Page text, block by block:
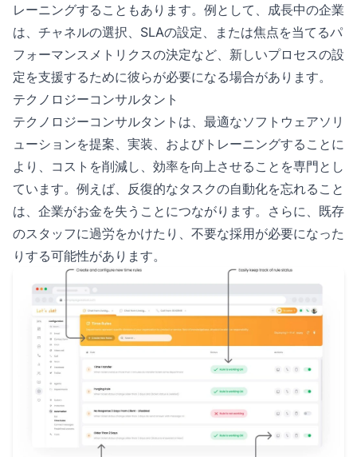
レーニングすることもあります。例として、成長中の企業
は、チャネルの選択、SLAの設定、または焦点を当てるパ
フォーマンスメトリクスの決定など、新しいプロセスの設
定を支援するために彼らが必要になる場合があります。
テクノロジーコンサルタント
テクノロジーコンサルタントは、最適なソフトウェアソリ
ューションを提案、実装、およびトレーニングすることに
より、コストを削減し、効率を向上させることを専門とし
ています。例えば、反復的なタスクの自動化を忘れること
は、企業がお金を失うことにつながります。さらに、既存
のスタッフに過労をかけたり、不要な採用が必要になった
りする可能性があります。